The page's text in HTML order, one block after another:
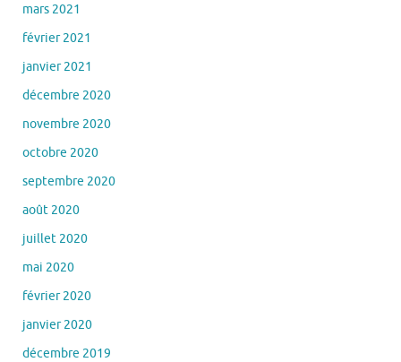
mars 2021
février 2021
janvier 2021
décembre 2020
novembre 2020
octobre 2020
septembre 2020
août 2020
juillet 2020
mai 2020
février 2020
janvier 2020
décembre 2019